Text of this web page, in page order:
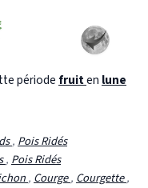
période fruiten lune
,Pois Ridés
,Pois Ridés
,Courge,Courgette,